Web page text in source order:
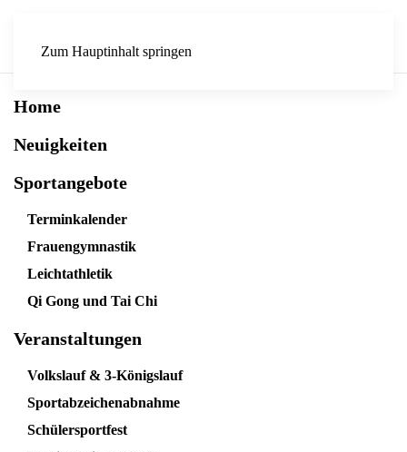
Zum Hauptinhalt springen
Home
Neuigkeiten
Sportangebote
Terminkalender
Frauengymnastik
Leichtathletik
Qi Gong und Tai Chi
Veranstaltungen
Volkslauf & 3-Königslauf
Sportabzeichenabnahme
Schülersportfest